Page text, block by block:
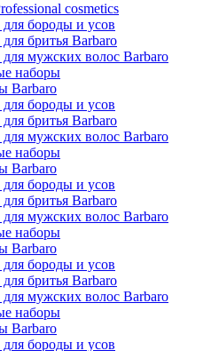
cosmetics
бороды и усов
бритья Barbaro
мужских волос Barbaro
наборы
Barbaro
бороды и усов
бритья Barbaro
мужских волос Barbaro
наборы
Barbaro
бороды и усов
бритья Barbaro
мужских волос Barbaro
наборы
Barbaro
бороды и усов
бритья Barbaro
мужских волос Barbaro
наборы
Barbaro
бороды и усов